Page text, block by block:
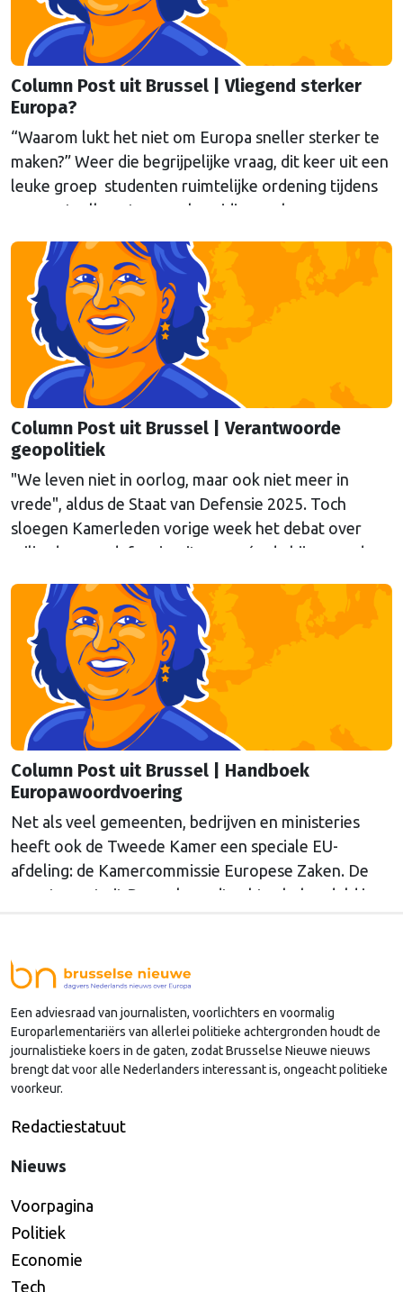
Column Post uit Brussel | Vliegend sterker
Europa?
“Waarom lukt het niet om Europa sneller sterker te
maken?” Weer die begrijpelijke vraag, dit keer uit een
leuke groep studenten ruimtelijke ordening tijdens
een gastcollege ter voorbereiding op hun
van onze columnist Mendeltje van Keulen (cartoon)
aan de hand van twee stapeltjes “Brusselse post” van
deze week.
Column Post uit Brussel | Verantwoorde
geopolitiek
"We leven niet in oorlog, maar ook niet meer in
vrede", aldus de Staat van Defensie 2025. Toch
sloegen Kamerleden vorige week het debat over
miljarden aan defensie-uitgaven, én de bijpassende
kritisch.
Column Post uit Brussel | Handboek
Europawoordvoering
Net als veel gemeenten, bedrijven en ministeries
heeft ook de Tweede Kamer een speciale EU-
afdeling: de Kamercommissie Europese Zaken. De
meeste post uit Brussel wordt echter behandeld in
Zaken, en hoe kan je daar als Kamerlid werk van
maken? Onze columnist Mendeltje van Keulen
(cartoon) schreef er een handboek over, dat deze
week wordt gepresenteerd in Den Haag.
Een adviesraad van journalisten, voorlichters en voormalig
Europarlementariërs van allerlei politieke achtergronden houdt de
journalistieke koers in de gaten, zodat Brusselse Nieuwe nieuws
brengt dat voor alle Nederlanders interessant is, ongeacht politieke
voorkeur.
Redactiestatuut
Nieuws
Voorpagina
Politiek
Economie
Tech